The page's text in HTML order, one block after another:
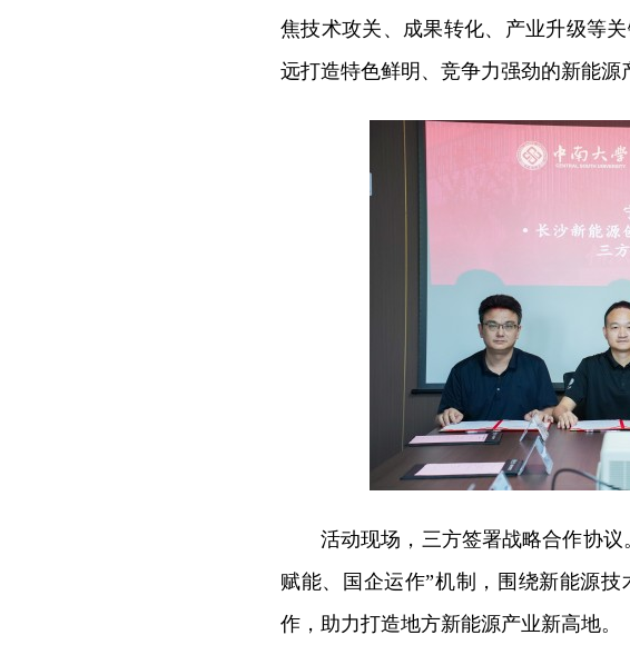
焦技术攻关、成果转化、产业升级等
远打造特色鲜明、竞争力强劲的新能源
活动现场，三方签署战略合作协
赋能、国企运作”机制，围绕新能源
作，助力打造地方新能源产业新高地。